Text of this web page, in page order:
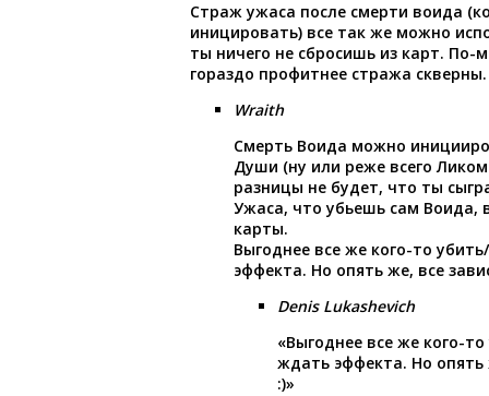
Страж ужаса после смерти воида
иницировать) все так же можно
ты ничего не сбросишь из карт. По-
гораздо профитнее стража скверны.
Wraith
Смерть Воида можно
Души (ну или реже всего
разницы не будет, что ты
Ужаса, что убьешь сам Воида,
карты.
Выгоднее все же кого-то
эффекта. Но опять же, все
Denis Lukashevich
«Выгоднее все же кого-
ждать эффекта. Но опять
:)»